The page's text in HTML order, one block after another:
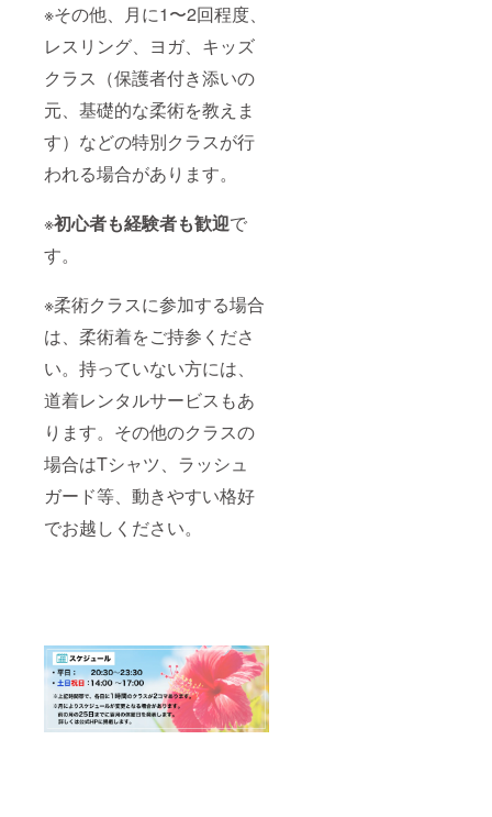
※その他、月に1〜2回程度、
レスリング、ヨガ、キッズ
クラス（保護者付き添いの
元、基礎的な柔術を教えま
す）などの特別クラスが行
われる場合があります。
※初心者も経験者も歓迎で
す。
※柔術クラスに参加する場合
は、柔術着をご持参くださ
い。持っていない方には、
道着レンタルサービスもあ
ります。その他のクラスの
場合はTシャツ、ラッシュ
ガード等、動きやすい格好
でお越しください。